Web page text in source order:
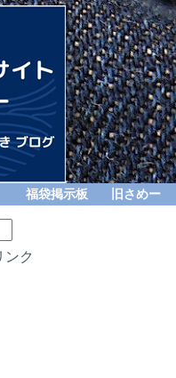
福袋掲示板 旧さめー
ンク